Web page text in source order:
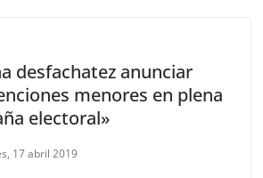
desfachatez anunciar
menores en plena
electoral»
17 abril 2019